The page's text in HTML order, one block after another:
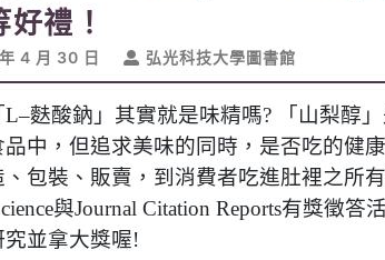
禮！
4 月 30 日 弘光科技大學圖書館
麩酸鈉」其實就是味精嗎? 「山梨醇
品中，但追求美味的同時，是否吃的健
包裝、販賣，到消費者吃進肚裡之所
與Journal Citation Reports有獎徵
並拿大獎喔!